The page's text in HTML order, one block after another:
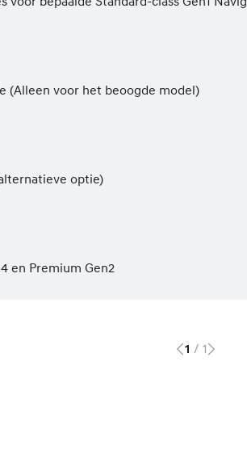
(Alleen voor het beoogde model)
optie)
en Premium Gen2
1 / 1